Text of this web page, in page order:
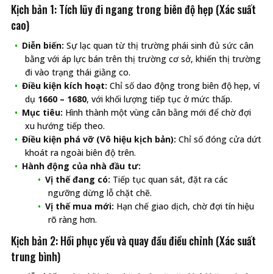
Kịch bản 1: Tích lũy đi ngang trong biên độ hẹp (Xác suất
cao)
Diễn biến: Sự lạc quan từ thị trường phái sinh đủ sức cân
bằng với áp lực bán trên thị trường cơ sở, khiến thị trường
đi vào trạng thái giằng co.
Điều kiện kích hoạt: Chỉ số dao động trong biên độ hẹp, ví
dụ 1660 – 1680, với khối lượng tiếp tục ở mức thấp.
Mục tiêu: Hình thành một vùng cân bằng mới để chờ đợi
xu hướng tiếp theo.
Điều kiện phá vỡ (Vô hiệu kịch bản): Chỉ số đóng cửa dứt
khoát ra ngoài biên độ trên.
Hành động của nhà đầu tư:
Vị thế đang có: Tiếp tục quan sát, đặt ra các
ngưỡng dừng lỗ chặt chẽ.
Vị thế mua mới: Hạn chế giao dịch, chờ đợi tín hiệu
rõ ràng hơn.
Kịch bản 2: Hồi phục yếu và quay đầu điều chỉnh (Xác suất
trung bình)